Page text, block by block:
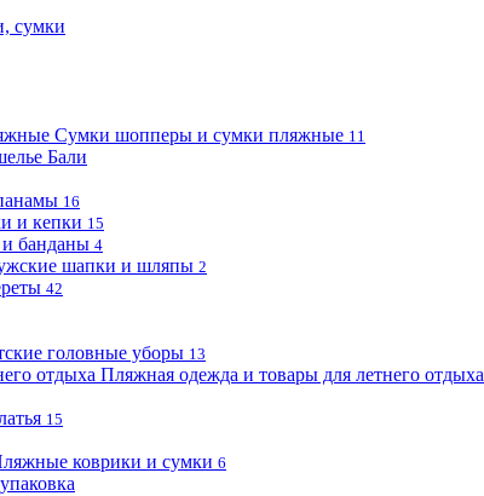
сумки
Сумки шопперы и сумки пляжные 11
Бали
16
и кепки 15
банданы 4
шапки и шляпы 2
42
головные уборы 13
Пляжная одежда и товары для летнего отдыха
15
коврики и сумки 6